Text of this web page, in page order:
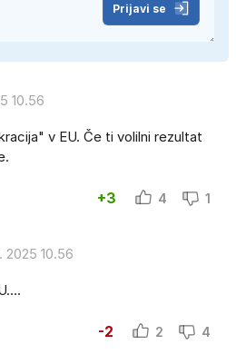
Prijavi se
10.56
v EU. Če ti volilni rezultat
+3 4 1
2025 10.56
-2 2 4